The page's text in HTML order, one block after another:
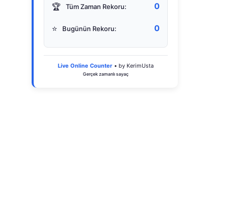
🏆 Tüm Zaman Rekoru: 0
⭐ Bugünün Rekoru: 0
Live Online Counter • by KerimUsta
Gerçek zamanlı sayaç